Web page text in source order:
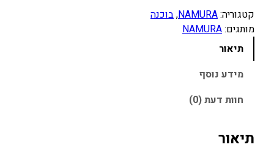
ו
ת
ל
כ
נ
קטגוריה:NAMURA
, בוכנה
מותגים:NAMURA
תיאור
מידע נוסף
חוות דעת (0)
תיאור